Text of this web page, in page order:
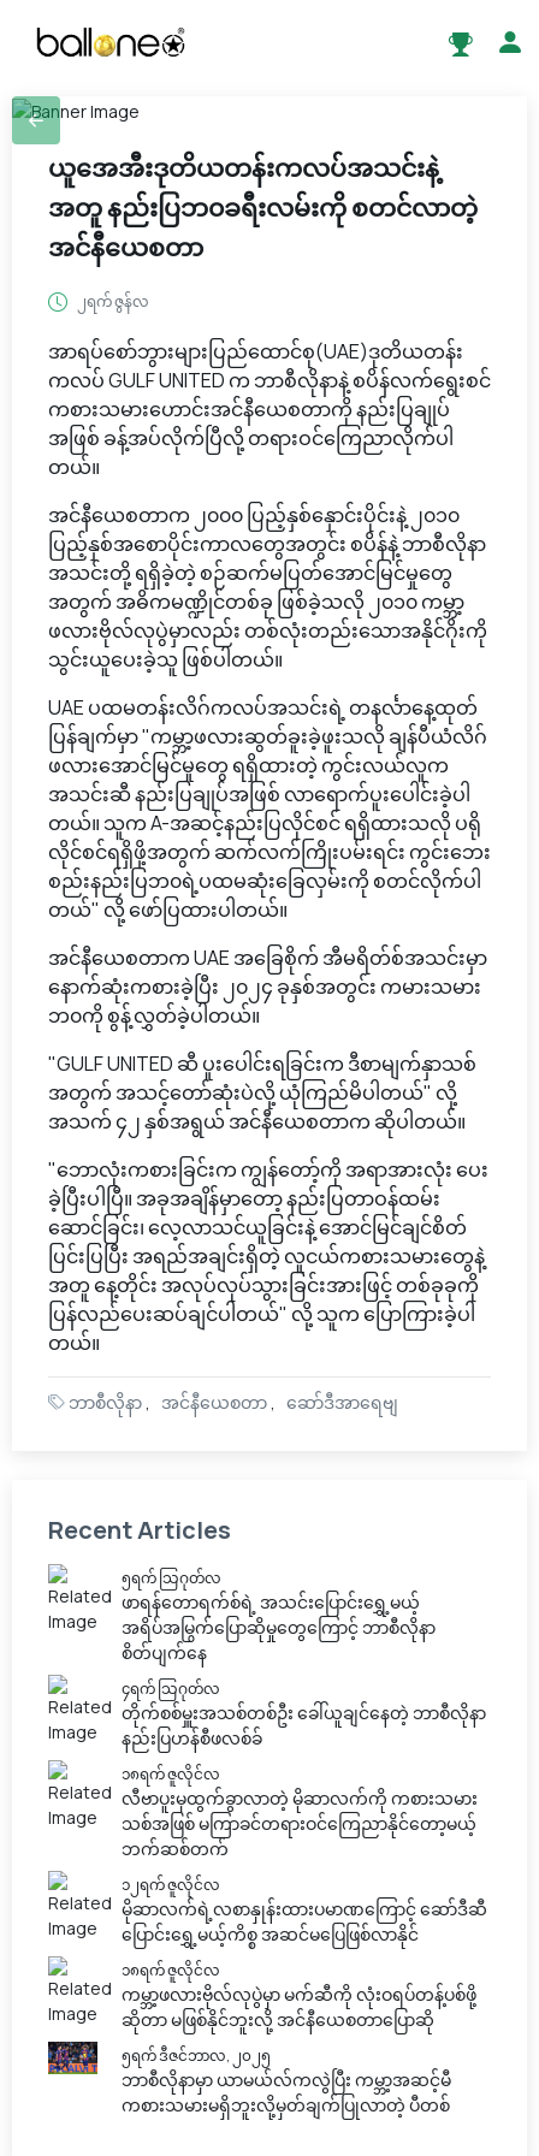
ယူအေအီးဒုတိယတန်းကလပ်အသင်းနဲ့
အတူ နည်းပြဘ၀ခရီးလမ်းကို စတင်လာတဲ့
အင်နီယေစတာ
၂ရက် ဇွန်လ
အာရပ်စော်ဘွားများပြည်ထောင်စု(UAE)ဒုတိယတန်း
ကလပ် GULF UNITED က ဘာစီလိုနာနဲ့ စပိန်လက်ရွေးစင်
ကစားသမားဟောင်းအင်နီယေစတာကို နည်းပြချုပ်
အဖြစ် ခန့်အပ်လိုက်ပြီလို့ တရားဝင်ကြေညာလိုက်ပါ
တယ်။
အင်နီယေစတာက ၂၀၀၀ ပြည့်နှစ်နှောင်းပိုင်းနဲ့ ၂၀၁၀
ပြည့်နှစ်အစောပိုင်းကာလတွေအတွင်း စပိန်နဲ့ ဘာစီလိုနာ
အသင်းတို့ ရရှိခဲ့တဲ့ စဉ်ဆက်မပြတ်အောင်မြင်မှုတွေ
အတွက် အဓိကမဏ္ဍိုင်တစ်ခု ဖြစ်ခဲ့သလို ၂၀၁၀ ကမ္ဘာ့
ဖလားဗိုလ်လုပွဲမှာလည်း တစ်လုံးတည်းသောအနိုင်ဂိုးကို
သွင်းယူပေးခဲ့သူ ဖြစ်ပါတယ်။
UAE ပထမတန်းလိဂ်ကလပ်အသင်းရဲ့ တနင်္လာနေ့ထုတ်
ပြန်ချက်မှာ "ကမ္ဘာ့ဖလားဆွတ်ခူးခဲ့ဖူးသလို ချန်ပီယံလိဂ်
ဖလားအောင်မြင်မှုတွေ ရရှိထားတဲ့ ကွင်းလယ်လူက
အသင်းဆီ နည်းပြချုပ်အဖြစ် လာရောက်ပူးပေါင်းခဲ့ပါ
တယ်။ သူက A-အဆင့်နည်းပြလိုင်စင် ရရှိထားသလို ပရို
လိုင်စင်ရရှိဖို့အတွက် ဆက်လက်ကြိုးပမ်းရင်း ကွင်းဘေး
စည်းနည်းပြဘ၀ရဲ့ပထမဆုံးခြေလှမ်းကို စတင်လိုက်ပါ
တယ်" လို့ ဖော်ပြထားပါတယ်။
အင်နီယေစတာက UAE အခြေစိုက် အီမရိတ်စ်အသင်းမှာ
နောက်ဆုံးကစားခဲ့ပြီး ၂၀၂၄ ခုနှစ်အတွင်း ကမားသမား
ဘ၀ကို စွန့်လွှတ်ခဲ့ပါတယ်။
"GULF UNITED ဆီ ပူးပေါင်းရခြင်းက ဒီစာမျက်နှာသစ်
အတွက် အသင့်တော်ဆုံးပဲလို့ ယုံကြည်မိပါတယ်" လို့
အသက် ၄၂ နှစ်အရွယ် အင်နီယေစတာက ဆိုပါတယ်။
"ဘောလုံးကစားခြင်းက ကျွန်တော့်ကို အရာအားလုံး ပေး
ခဲ့ပြီးပါပြီ။ အခုအချိန်မှာတော့ နည်းပြတာဝန်ထမ်း
ဆောင်ခြင်း၊ လေ့လာသင်ယူခြင်းနဲ့ အောင်မြင်ချင်စိတ်
ပြင်းပြပြီး အရည်အချင်းရှိတဲ့ လူငယ်ကစားသမားတွေနဲ့
အတူ နေ့တိုင်း အလုပ်လုပ်သွားခြင်းအားဖြင့် တစ်ခုခုကို
ပြန်လည်ပေးဆပ်ချင်ပါတယ်" လို့ သူက ပြောကြားခဲ့ပါ
တယ်။
ဘာစီလိုနာ အင်နီယေစတာ ဆော်ဒီအာရေဗျ
Recent Articles
၅ရက် သြဂုတ်လ
ဖာရန်တောရက်စ်ရဲ့ အသင်းပြောင်းရွှေ့မယ့်
အရိပ်အမြွက်ပြောဆိုမှုတွေကြောင့် ဘာစီလိုနာ
စိတ်ပျက်နေ
၄ရက် သြဂုတ်လ
တိုက်စစ်မှူးအသစ်တစ်ဦး ခေါ်ယူချင်နေတဲ့ ဘာစီလိုနာ
နည်းပြဟန်စီဖလစ်ခ်
၁၈ရက် ဇူလိုင်လ
လီဗာပူးမှထွက်ခွာလာတဲ့ မိုဆာလက်ကို ကစားသမား
သစ်အဖြစ် မကြာခင်တရားဝင်ကြေညာနိုင်တော့မယ့်
ဘက်ဆစ်တက်
၁၂ရက် ဇူလိုင်လ
မိုဆာလက်ရဲ့လစာနှုန်းထားပမာဏကြောင့် ဆော်ဒီဆီ
ပြောင်းရွှေ့မယ့်ကိစ္စ အဆင်မပြေဖြစ်လာနိုင်
၁၈ရက် ဇူလိုင်လ
ကမ္ဘာ့ဖလားဗိုလ်လုပွဲမှာ မက်ဆီကို လုံးဝရပ်တန့်ပစ်ဖို့
ဆိုတာ မဖြစ်နိုင်ဘူးလို့ အင်နီယေစတာပြောဆို
၅ရက် ဒီဇင်ဘာလ, ၂၀၂၅
ဘာစီလိုနာမှာ ယာမယ်လ်ကလွဲပြီး ကမ္ဘာ့အဆင့်မီ
ကစားသမားမရှိဘူးလို့မှတ်ချက်ပြုလာတဲ့ ပီတစ်